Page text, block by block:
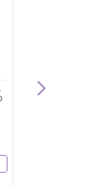
Hugo Boss Cofre
Women Edp 100 Ml